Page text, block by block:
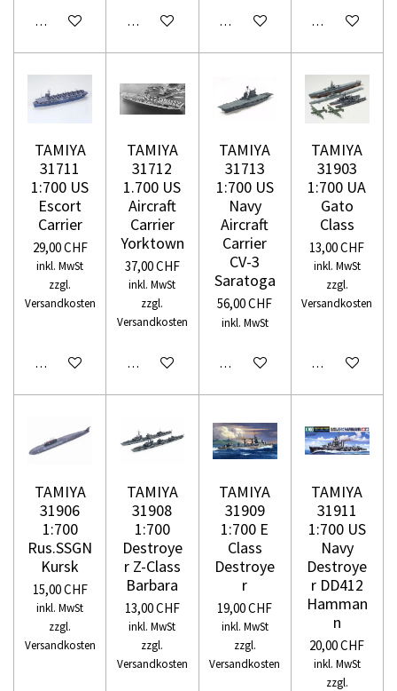
In den WarenkorbIn den WarenkorbIn den WarenkorbIn den
TAMIYA
31711
1:700 US
Escort
Carrier
29,00 CHF
inkl. MwSt
zzgl.
Versandkosten
In den Warenkorb
TAMIYA
31712
1.700 US
Aircraft
Carrier
Yorktown
37,00 CHF
inkl. MwSt
zzgl.
Versandkosten
In den Warenkorb
TAMIYA
31713
1:700 US
Navy
Aircraft
Carrier
CV-3
Saratoga
56,00 CHF
inkl. MwSt
In den Warenkorb
TAMIYA
31903
1:700 UA
Gato
Class
13,00 CHF
inkl. MwSt
zzgl.
Versandkosten
In den
TAMIYA
31906
1:700
Rus.SSGN
Kursk
15,00 CHF
inkl. MwSt
zzgl.
Versandkosten
TAMIYA
31908
1:700
Destroye
r Z-Class
Barbara
13,00 CHF
inkl. MwSt
zzgl.
Versandkosten
TAMIYA
31909
1:700 E
Class
Destroye
r
19,00 CHF
inkl. MwSt
zzgl.
Versandkosten
TAMIYA
31911
1:700 US
Navy
Destroye
r DD412
Hamman
n
20,00 CHF
inkl. MwSt
zzgl.